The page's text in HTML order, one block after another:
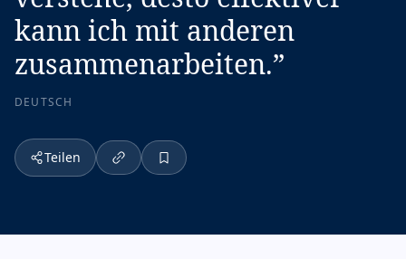
kann ich mit anderen
zusammenarbeiten.”
DEUTSCH
Teilen